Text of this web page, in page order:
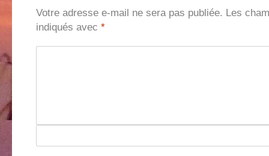
Votre adresse e-mail ne sera pas publiée. Les
indiqués avec *